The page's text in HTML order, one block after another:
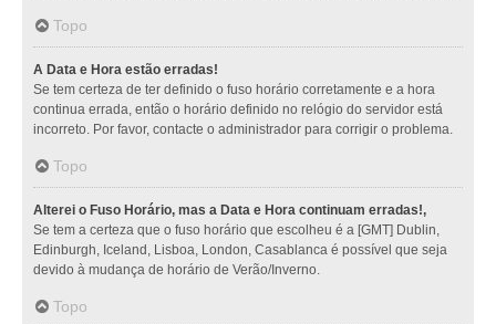
Topo
A Data e Hora estão erradas!
Se tem certeza de ter definido o fuso horário corretamente e a hora
continua errada, então o horário definido no relógio do servidor está
incorreto. Por favor, contacte o administrador para corrigir o problema.
Topo
Alterei o Fuso Horário, mas a Data e Hora continuam erradas!,
Se tem a certeza que o fuso horário que escolheu é a [GMT] Dublin,
Edinburgh, Iceland, Lisboa, London, Casablanca é possível que seja
devido à mudança de horário de Verão/Inverno.
Topo